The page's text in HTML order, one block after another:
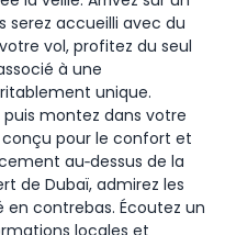
serez accueilli avec du
vol, profitez du seul
à une
unique.
montez dans votre
pour le confort et
au‑dessus de la
de Dubaï, admirez les
en contrebas. Écoutez un
locales et